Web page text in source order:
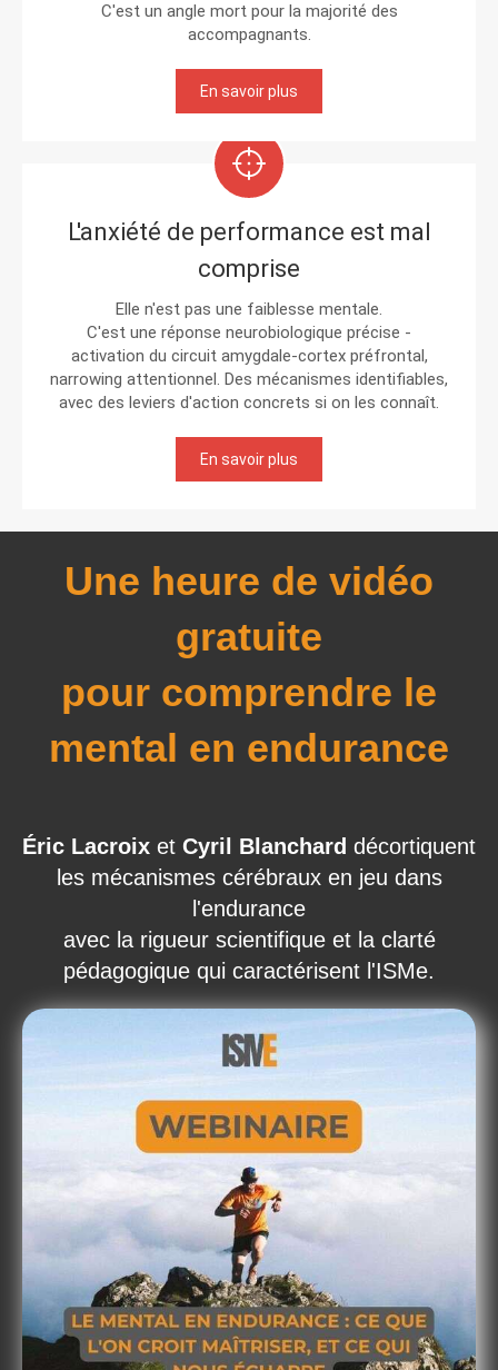
L'anxiété de performance est mal
comprise
Elle n'est pas une faiblesse mentale.
C'est une réponse neurobiologique précise -
activation du circuit amygdale-cortex préfrontal,
narrowing attentionnel. Des mécanismes identifiables,
avec des leviers d'action concrets si on les connaît.
En savoir plus
C'est un angle mort pour la majorité des
accompagnants.
En savoir plus
Une heure de vidéo
gratuite
pour comprendre le
mental en endurance
Éric Lacroix et Cyril Blanchard décortiquent
les mécanismes cérébraux en jeu dans
l'endurance
avec la rigueur scientifique et la clarté
pédagogique qui caractérisent l'ISMe.